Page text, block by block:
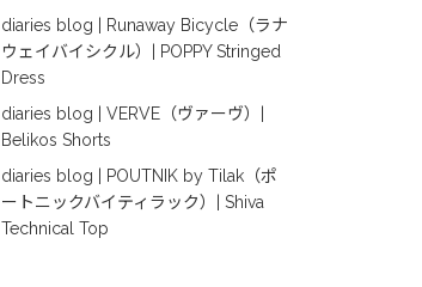
diaries blog | Runaway Bicycle（ラナ
ウェイバイシクル）| POPPY Stringed
Dress
diaries blog | VERVE（ヴァーヴ）|
Belikos Shorts
diaries blog | POUTNIK by Tilak（ポ
ートニックバイティラック）| Shiva
Technical Top